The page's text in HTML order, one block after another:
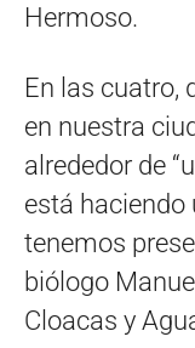
Hermoso.
En las cuatro,
en nuestra
alrededor de
está haciendo
tenemos
biólogo
Cloacas y